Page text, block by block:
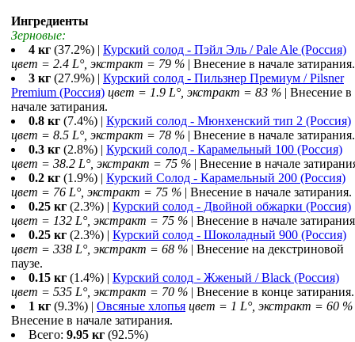
Ингредиенты
Зерновые:
4 кг (37.2%) | Курский солод - Пэйл Эль / Pale Ale (Россия)
цвет = 2.4 L°, экстракт = 79 % | Внесение в начале затирания.
3 кг (27.9%) | Курский солод - Пильзнер Премиум / Pilsner
Premium (Россия) цвет = 1.9 L°, экстракт = 83 % | Внесение в
начале затирания.
0.8 кг (7.4%) | Курский солод - Мюнхенский тип 2 (Россия)
цвет = 8.5 L°, экстракт = 78 % | Внесение в начале затирания.
0.3 кг (2.8%) | Курский солод - Карамельный 100 (Россия)
цвет = 38.2 L°, экстракт = 75 % | Внесение в начале
0.2 кг (1.9%) | Курский Солод - Карамельный 200 (Россия)
цвет = 76 L°, экстракт = 75 % | Внесение в начале затирания.
0.25 кг (2.3%) | Курский солод - Двойной обжарки (Россия)
цвет = 132 L°, экстракт = 75 % | Внесение в начале
0.25 кг (2.3%) | Курский солод - Шоколадный 900 (Россия)
цвет = 338 L°, экстракт = 68 % | Внесение на декстриновой
паузе.
0.15 кг (1.4%) | Курский солод - Жженый / Black (Россия)
цвет = 535 L°, экстракт = 70 % | Внесение в конце затирания.
1 кг (9.3%) | Овсяные хлопья цвет = 1 L°, экстракт = 60 %
Внесение в начале затирания.
Всего: 9.95 кг (92.5%)